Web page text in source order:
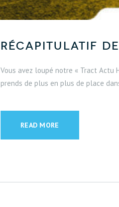
Récapitulatif
Vous avez loupé notre « Tract
prends de plus en plus de place
READ MORE